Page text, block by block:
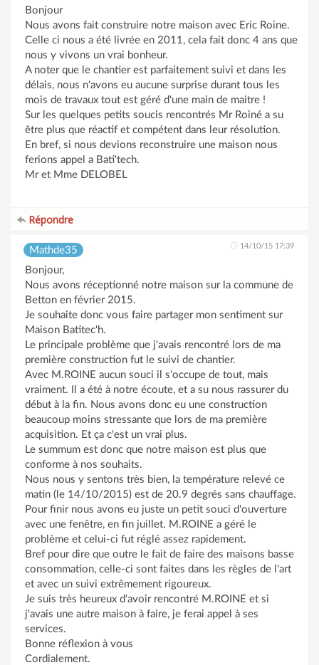
Bonjour
Nous avons fait construire notre maison avec Eric Roine.
Celle ci nous a été livrée en 2011, cela fait donc 4 ans que
nous y vivons un vrai bonheur.
A noter que le chantier est parfaitement suivi et dans les
délais, nous n'avons eu aucune surprise durant tous les
mois de travaux tout est géré d'une main de maitre !
Sur les quelques petits soucis rencontrés Mr Roiné a su
être plus que réactif et compétent dans leur résolution.
En bref, si nous devions reconstruire une maison nous
ferions appel a Bati'tech.
Mr et Mme DELOBEL
Répondre
Mathde35 14/10/15 17:39
Bonjour,
Nous avons réceptionné notre maison sur la commune de
Betton en février 2015.
Je souhaite donc vous faire partager mon sentiment sur
Maison Batitec'h.
Le principale problème que j'avais rencontré lors de ma
première construction fut le suivi de chantier.
Avec M.ROINE aucun souci il s'occupe de tout, mais
vraiment. Il a été à notre écoute, et a su nous rassurer du
début à la fin. Nous avons donc eu une construction
beaucoup moins stressante que lors de ma première
acquisition. Et ça c'est un vrai plus.
Le summum est donc que notre maison est plus que
conforme à nos souhaits.
Nous nous y sentons très bien, la température relevé ce
matin (le 14/10/2015) est de 20.9 degrés sans chauffage.
Pour finir nous avons eu juste un petit souci d'ouverture
avec une fenêtre, en fin juillet. M.ROINE a géré le
problème et celui-ci fut réglé assez rapidement.
Bref pour dire que outre le fait de faire des maisons basse
consommation, celle-ci sont faites dans les règles de l'art
et avec un suivi extrêmement rigoureux.
Je suis très heureux d'avoir rencontré M.ROINE et si
j'avais une autre maison à faire, je ferai appel à ses
services.
Bonne réflexion à vous
Cordialement.